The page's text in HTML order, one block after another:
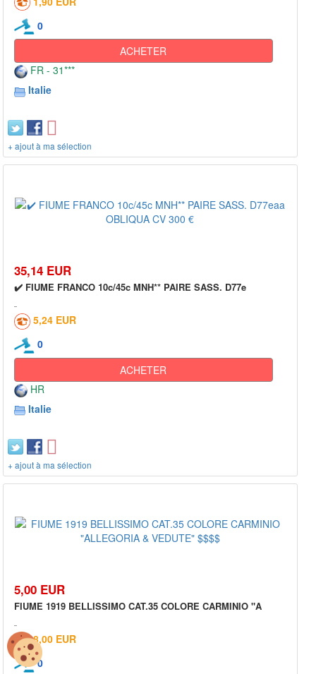
0
ACHETER
FR - 31***
Italie
+ ajout à ma sélection
35,14 EUR
✔️ FIUME FRANCO 10c/45c MNH** PAIRE SASS. D77e
5,24 EUR
0
ACHETER
HR
Italie
+ ajout à ma sélection
5,00 EUR
FIUME 1919 BELLISSIMO CAT.35 COLORE CARMINIO "A
8,00 EUR
0